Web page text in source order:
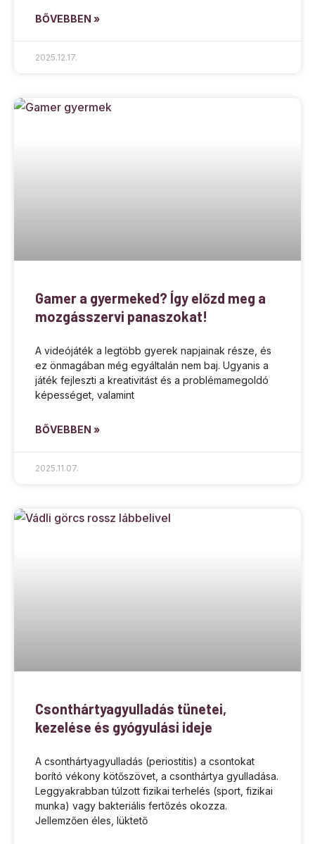
BŐVEBBEN »
2025.12.17.
Gamer a gyermeked? Így előzd meg a
mozgásszervi panaszokat!
A videójáték a legtöbb gyerek napjainak része, és
ez önmagában még egyáltalán nem baj. Ugyanis a
játék fejleszti a kreativitást és a problémamegoldó
képességet, valamint
BŐVEBBEN »
2025.11.07.
Csonthártyagyulladás tünetei,
kezelése és gyógyulási ideje
A csonthártyagyulladás (periostitis) a csontokat
borító vékony kötőszövet, a csonthártya gyulladása.
Leggyakrabban túlzott fizikai terhelés (sport, fizikai
munka) vagy bakteriális fertőzés okozza.
Jellemzően éles, lüktető